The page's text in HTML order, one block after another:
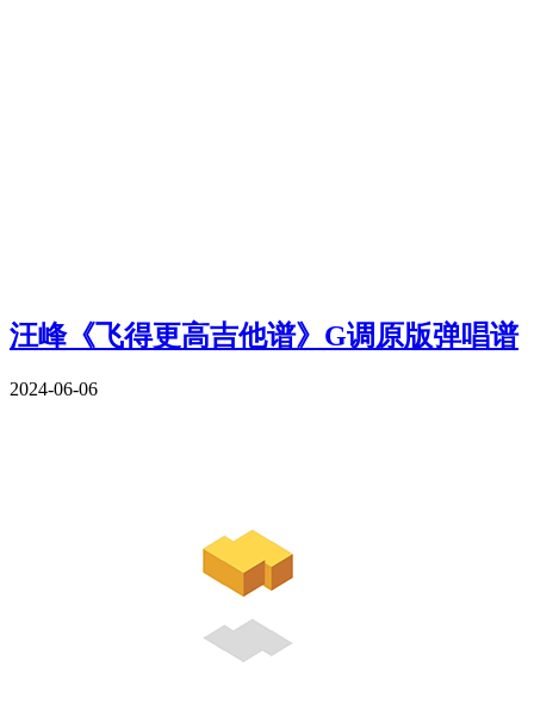
汪峰《飞得更高吉他谱》G调原版弹唱谱
2024-06-06